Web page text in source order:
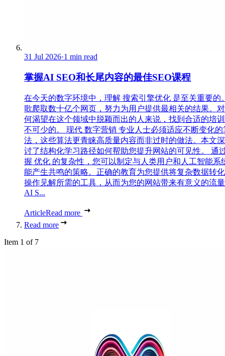
31 Jul 2026·1 min read
掌握AI SEO和长尾内容的最佳SEO课程
在今天的数字环境中，理解 搜索引擎优化 是至关重要的
歌爬取数十亿个网页，努力为用户提供最相关的结果。
何渴望在这个领域中脱颖而出的人来说，找到合适的培
不可少的。 现代 数字营销 专业人士必须适应不断变化的
法，这些算法更青睐高质量内容而非过时的做法。本文
讨了结构化学习路径如何帮助您提升网站的可见性。 通
握 优化 的复杂性，您可以制定与人类用户和人工智能系
能产生共鸣的策略。正确的教育为您提供将复杂数据转
操作见解所需的工具，从而为您的网站带来有意义的流
AI S...
ArticleRead more
Read more
Item 1 of 7